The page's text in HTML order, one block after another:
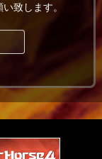
致します。